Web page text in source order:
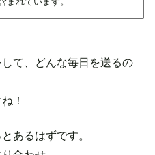
て、どんな毎日を送るの
！
あるはずです。